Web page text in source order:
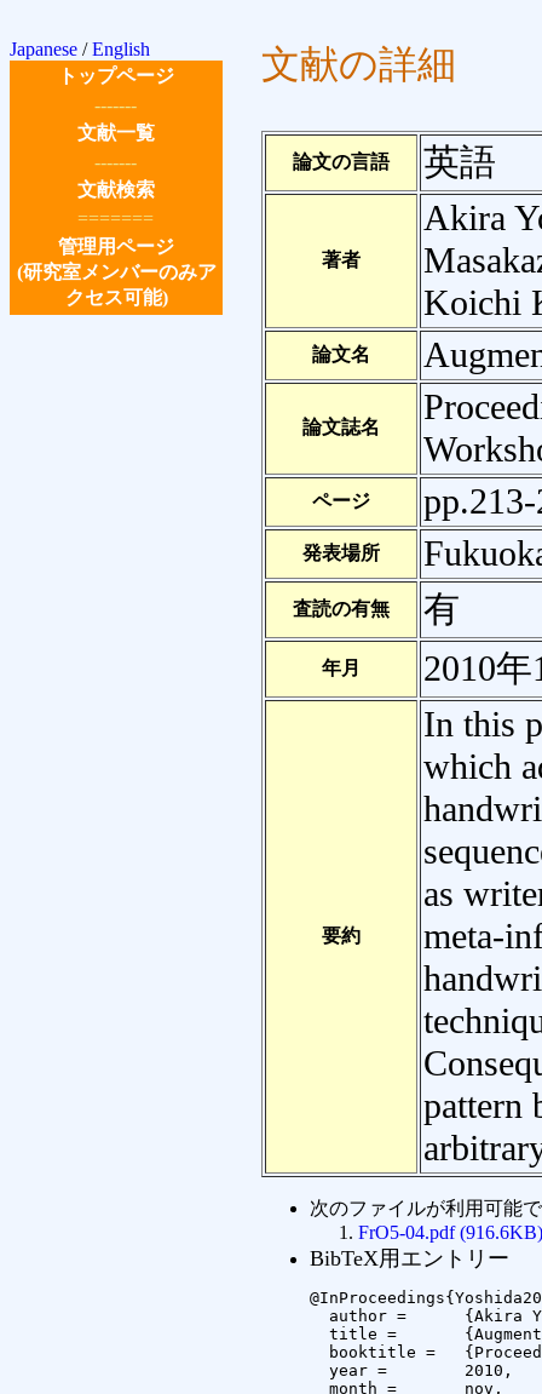
Japanese /English
トップページ
-------
文献一覧
-------
文献検索
=======
管理用ページ
(研究室メンバーのみア
クセス可能)
文献の詳細
論文の言語 英語
著者
Akira
Koichi
論文名
論文誌名
ページ
発表場所
査読の有無 有
年月 2010
要約
In this
which
as
meta-
pattern
次のファイルが利用可能
FrO5-04.pdf (916.6KB)
BibTeX用エントリー
  author =	{Akira Yoshida and Marcus Liwicki and Seiichi Uchida and Masakazu Iwamura and Shinichiro Omachi and Koichi Kise},
  title =	{Augmented Handwritings by Data-Embedding Pen},
  booktitle =	{Proceedings of The 2nd China-Japan-Korea Joint Workshop on Pattern Recognition (CJKPR2010)},
  year =	2010,
  month =	nov,